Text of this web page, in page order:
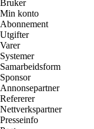
Bruker
Min konto
Abonnement
Utgifter
Varer
Systemer
Samarbeidsform
Sponsor
Annonsepartner
Refererer
Nettverkspartner
Presseinfo